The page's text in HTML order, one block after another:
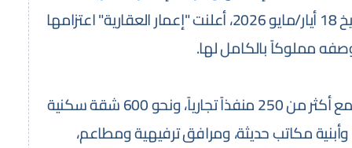
بالتعاون مع مجموعة "الاستثمار لما وراء البحار". وبتاريخ 18 أيار/مايو 2026، أعلنت "إعمار العقارية" اعتزامها
مملوكاً بالكامل لها.
يضم مركزاً تجارياً تزيد مساحته على 200 ألف متر مربع مع أكثر من 250 منفذاً تجارياً، ونحو 600 شقة سكنية
وأبنية مكاتب حديثة، ومرافق ترفيهية ومطاعم،